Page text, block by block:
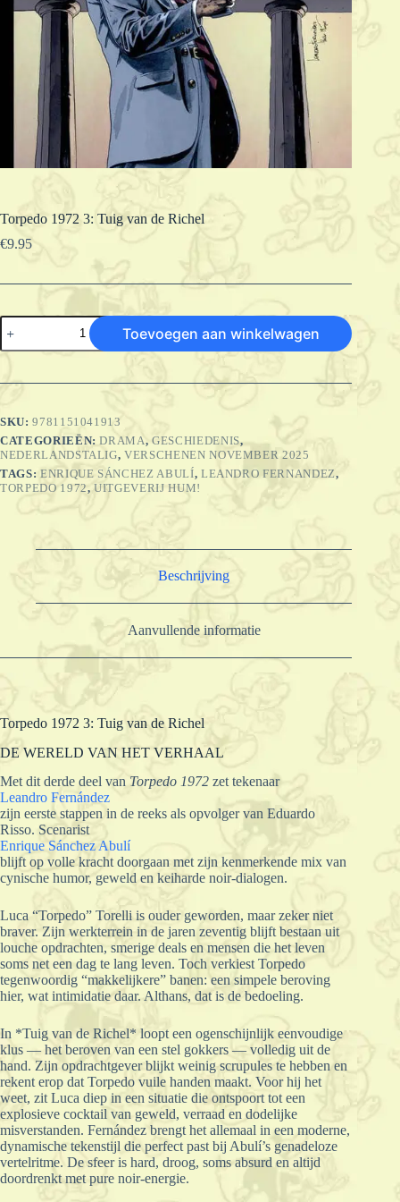
Torpedo 1972 3: Tuig van de Richel
€9.95
Torpedo
1972
3:
van
aantal
Toevoegen aan winkelwagen
SKU:9781151041913
CATEGORIEËN:DRAMA,GESCHIEDENIS,
NEDERLANDSTALIG,VERSCHENEN NOVEMBER 2025
TAGS: ENRIQUE SÁNCHEZ ABULÍ, LEANDRO FERNANDEZ,
TORPEDO 1972,UITGEVERIJ HUM!
Beschrijving
Aanvullende informatie
Torpedo 1972 3: Tuig van de Richel
DE WERELD VAN HET VERHAAL
Met dit derde deel van Torpedo 1972 zet tekenaar
Leandro Fernández
zijn eerste stappen in de reeks als opvolger van Eduardo
Risso. Scenarist
Enrique Sánchez Abulí
blijft op volle kracht doorgaan met zijn kenmerkende mix van
cynische humor, geweld en keiharde noir-dialogen.
Luca “Torpedo” Torelli is ouder geworden, maar zeker niet
braver. Zijn werkterrein in de jaren zeventig blijft bestaan uit
louche opdrachten, smerige deals en mensen die het leven
soms net een dag te lang leven. Toch verkiest Torpedo
tegenwoordig “makkelijkere” banen: een simpele beroving
hier, wat intimidatie daar. Althans, dat is de bedoeling.
In *Tuig van de Richel* loopt een ogenschijnlijk eenvoudige
klus — het beroven van een stel gokkers — volledig uit de
hand. Zijn opdrachtgever blijkt weinig scrupules te hebben en
rekent erop dat Torpedo vuile handen maakt. Voor hij het
weet, zit Luca diep in een situatie die ontspoort tot een
explosieve cocktail van geweld, verraad en dodelijke
misverstanden. Fernández brengt het allemaal in een moderne,
dynamische tekenstijl die perfect past bij Abulí’s genadeloze
vertelritme. De sfeer is hard, droog, soms absurd en altijd
doordrenkt met pure noir-energie.